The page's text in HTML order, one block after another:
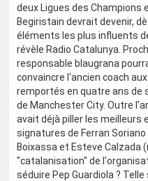
deux Ligues des Champions
Begiristain devrait devenir,
éléments les plus influents
révèle Radio Catalunya.
responsable blaugrana
convaincre l'ancien coach
remportés en quatre ans de
de Manchester City. Outre
avait déjà piller les meilleurs
signatures de Ferran
Boixassa et Esteve Calzada
"catalanisation" de
séduire Pep Guardiola ?